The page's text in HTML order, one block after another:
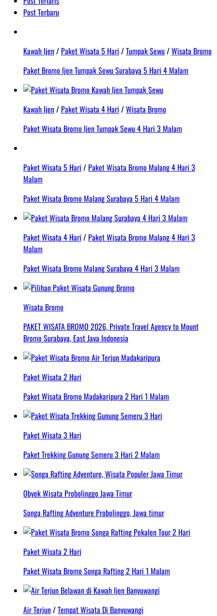
Post Terbaru
Kawah Ijen/ Paket Wisata 5 Hari /Tumpak Sewu/Wisata Bromo
Paket Bromo Ijen Tumpak Sewu Surabaya 5 Hari 4 Malam
Kawah Ijen/ Paket Wisata 4 Hari /Wisata Bromo
Paket Wisata Bromo Ijen Tumpak Sewu 4 Hari 3 Malam
Paket Wisata 5 Hari / Paket Wisata Bromo Malang 4 Hari 3
Malam
Paket Wisata Bromo Malang Surabaya 5 Hari 4 Malam
Paket Wisata 4 Hari / Paket Wisata Bromo Malang 4 Hari 3
Malam
Paket Wisata Bromo Malang Surabaya 4 Hari 3 Malam
Wisata Bromo
PAKET WISATA BROMO 2026, Private Travel Agency to Mount
Bromo Surabaya, East Java Indonesia
Paket Wisata 2 Hari
Paket Wisata Bromo Madakaripura 2 Hari 1 Malam
Paket Wisata 3 Hari
Paket Trekking Gunung Semeru 3 Hari 2 Malam
Obyek Wisata Probolinggo Jawa Timur
Songa Rafting Adventure Probolinggo, Jawa timur
Paket Wisata 2 Hari
Paket Wisata Bromo Songa Rafting 2 Hari 1 Malam
Air Terjun/Tempat Wisata Di Banyuwangi